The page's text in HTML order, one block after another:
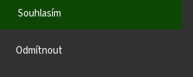
Odmítnout
Souhlasím
skladem. Vyřízené objednávky
Do košíku